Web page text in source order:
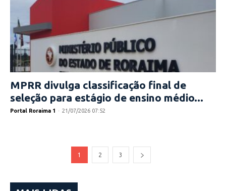
MPRR divulga classificação final de
seleção para estágio de ensino médio...
Portal Roraima 1 - 21/07/2026 07:52
1 2 3